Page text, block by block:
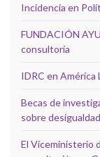
Incidencia en
FUNDACIÓN
consultoría
IDRC en
Becas de
sobre
El Viceministerio